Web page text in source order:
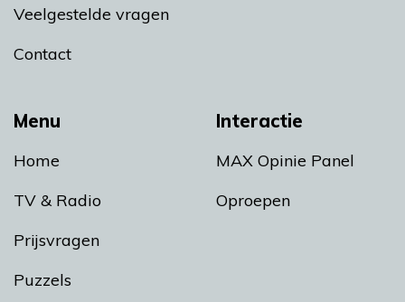
Menu
Home
TV & Radio
Prijsvragen
Puzzels
Interactie
MAX Opinie Panel
Oproepen
Veelgestelde vragen
Contact